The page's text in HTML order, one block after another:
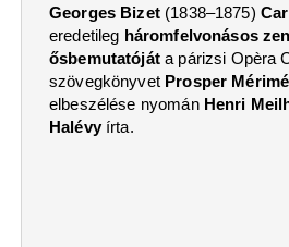
Georges Bizet(1838–1875)
eredetileg háromfelvonásos
ősbemutatójáta párizsi Opèra
szövegkönyvet Prosper
elbeszélése nyomán Henri
Halévyírta.